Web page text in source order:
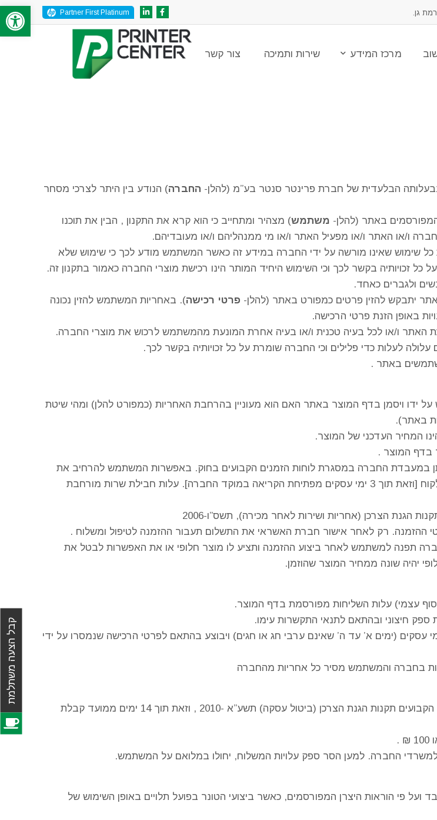
פתח Partner First Platinum
מרכז המידע שירות ותמיכה צור קשר
הבלעדית של חברת פרינטר סנטר בע”מ (להלן- החברה) הנודע בין היתר לצרכי מסחר
המפורסמים באתר (להלן- משתמש) מצהיר ומתחייב כי הוא קרא את התקנון , הבין את תוכנו
ו/או האתר ו/או מפעיל האתר ו/או מי ממנהליהם ו/או מעובדיהם.
שימוש שאינו מורשה על ידי החברה במידע זה כאשר המשתמש מודע לכך כי שימוש שלא
זכויותיה בקשר לכך וכי השימוש היחיד המותר הינו רכישת מוצרי החברה כאמור בתקנון זה.
ולגברים כאחד.
יתבקש להזין פרטים כמפורט באתר (להלן- פרטי רכישה). באחריות המשתמש להזין נכונה
באופן הזנת פרטי הרכישה.
ו/או לכל בעיה טכנית ו/או בעיה אחרת המונעת מהמשתמש לרכוש את מוצרי החברה.
לעלות כדי פלילים וכי החברה שומרת על כל זכויותיה בקשר לכך.
באתר .
ויסמן בדף המוצר באתר האם הוא מעוניין בהרחבת האחריות (כמפורט להלן) ומהי שיטת
באתר).
המחיר העדכני של המוצר.
בדף המוצר .
במעבדת החברה במסגרת לוחות הזמנים הקבועים בחוק. באפשרות המשתמש להרחיב את
האחריות לתקופה בת 3 שנים כאשר השירות במקרה זה מתבצע באתר הלקוח [וזאת תוך 3 ימי עסקים מפתיחת הקריאה במוקד החברה]. עלות חבילת שרות מורחבת
הצרכן (אחריות ושירות לאחר מכירה), תשס”ו-2006
רק לאחר אישור חברת האשראי את התשלום תעבור ההזמנה לטיפול ומשלוח .
תפנה למשתמש לאחר ביצוע ההזמנה ותציע לו מוצר חלופי או את האפשרות לבטל את
יהיה שונה ממחיר המוצר שהוזמן.
עצמי) עלות השליחות מפורסמת בדף המוצר.
ספק חיצוני ובהתאם לתנאי התקשרות עימו.
(ימים א’ עד ה’ שאינם ערבי חג או חגים) ויבוצע בהתאם לפרטי הרכישה שנמסרו על ידי
בחברה והמשתמש מסיר כל אחריות מהחברה
ביטול עסקה שלא מטעמי פגם מהותי במוצר אפשרי בהתאם לתנאים הקבועים תקנות הגנת הצרכן (ביטול עסקה) תשע”א -2010 , וזאת תוך 14 ימים ממועד קבלת
החברה. למען הסר ספק עלויות המשלוח, יחולו במלואם על המשתמש.
פי הוראות היצרן המפורסמים, כאשר ביצועי הטונר בפועל תלויים באופן השימוש של
קבל הצעה משתלמת